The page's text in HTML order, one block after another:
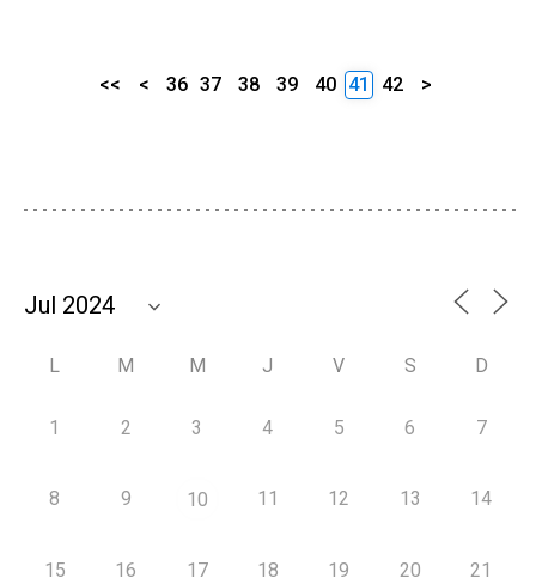
<< < 36 37 38 39 40 41 42 >
L M M J V S D
1 2 3 4 5 6 7
8 9 10 11 12 13 14
15 16 17 18 19 20 21